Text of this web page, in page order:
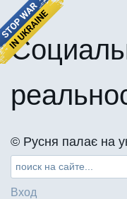
©️ Русня палає на
Вход